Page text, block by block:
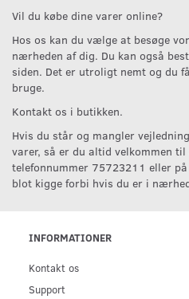
Vil du købe dine varer online?
Hos os kan du vælge at besøge
nærheden af dig. Du kan også
siden. Det er utroligt nemt og du
bruge.
Kontakt os i butikken.
Hvis du står og mangler
varer, så er du altid velkommen
telefonnummer 75723211 eller
blot kigge forbi hvis du er i
INFORMATIONER
Kontakt os
Support